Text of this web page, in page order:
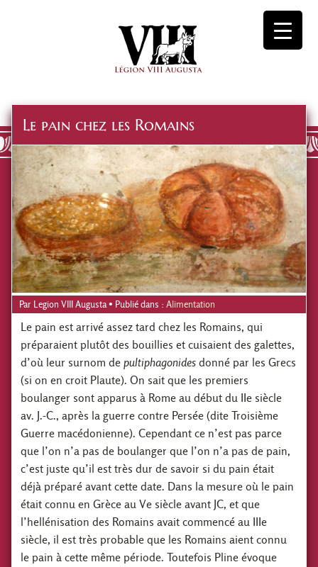
Le pain chez les Romains
Par Legion VIII Augusta• Publié dans : Alimentation
Le pain est arrivé assez tard chez les Romains, qui
préparaient plutôt des bouillies et cuisaient des galettes,
d’où leur surnom de pultiphagonides donné par les Grecs
(si on en croit Plaute). On sait que les premiers
boulanger sont apparus à Rome au début du IIe siècle
av. J.-C., après la guerre contre Persée (dite Troisième
Guerre macédonienne). Cependant ce n’est pas parce
que l’on n’a pas de boulanger que l’on n’a pas de pain,
c’est juste qu’il est très dur de savoir si du pain était
déjà préparé avant cette date. Dans la mesure où le pain
était connu en Grèce au Ve siècle avant JC, et que
l’hellénisation des Romains avait commencé au IIIe
siècle, il est très probable que les Romains aient connu
le pain à cette même période. Toutefois Pline évoque